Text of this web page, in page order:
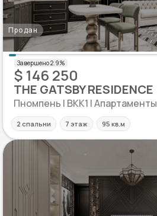
Продан
$ 146 250
THE GATSBY RESIDENCE
Пномпень | BKK1 | Апартаменты
2 спальни 7 этаж 95 кв.м